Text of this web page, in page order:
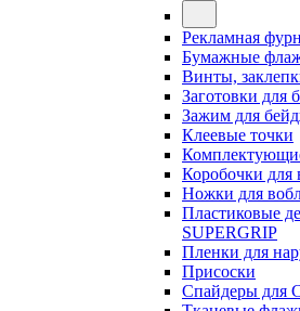
Рекламная
Бумажные
Винты,
Заготовки для
Зажим для
Клеевые точки
Коробочки для
Ножки для
Пластиковые
SUPERGRIP
Пленки для
Присоски
Спайдеры для